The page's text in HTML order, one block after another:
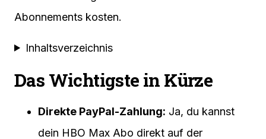
Abonnements kosten.
Inhaltsverzeichnis
Das Wichtigste in Kürze
Direkte PayPal-Zahlung: Ja, du kannst
dein HBO Max Abo direkt auf der